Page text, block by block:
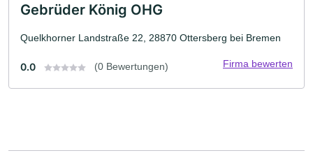
Gebrüder König OHG
Quelkhorner Landstraße 22, 28870 Ottersberg bei Bremen
0.0 (0 Bewertungen) Firma bewerten